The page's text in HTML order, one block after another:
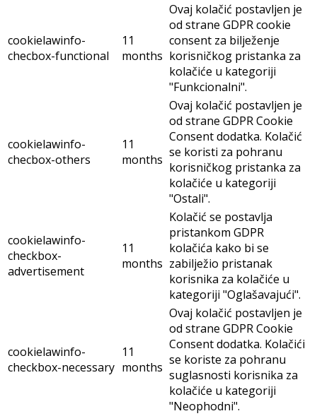
cookielawinfo-
checbox-functional
11
months
Ovaj kolačić postavljen je
od strane GDPR cookie
consent za bilježenje
korisničkog pristanka za
kolačiće u kategoriji
"Funkcionalni".
cookielawinfo-
checbox-others
11
months
Ovaj kolačić postavljen je
od strane GDPR Cookie
Consent dodatka. Kolačić
se koristi za pohranu
korisničkog pristanka za
kolačiće u kategoriji
"Ostali".
cookielawinfo-
checkbox-
advertisement
11
months
Kolačić se postavlja
pristankom GDPR
kolačića kako bi se
zabilježio pristanak
korisnika za kolačiće u
kategoriji "Oglašavajući".
cookielawinfo-
checkbox-necessary
11
months
Ovaj kolačić postavljen je
od strane GDPR Cookie
Consent dodatka. Kolačići
se koriste za pohranu
suglasnosti korisnika za
kolačiće u kategoriji
"Neophodni".